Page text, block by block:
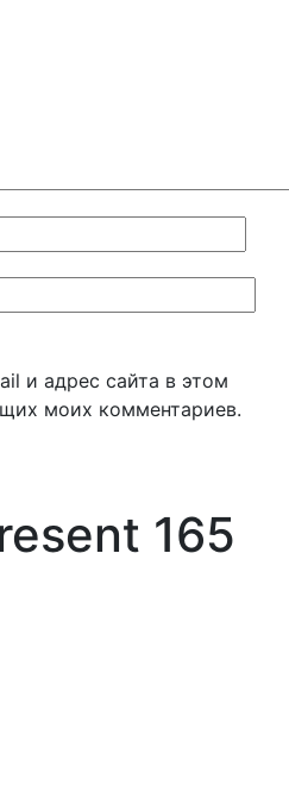
и адрес сайта в этом
моих комментариев.
165